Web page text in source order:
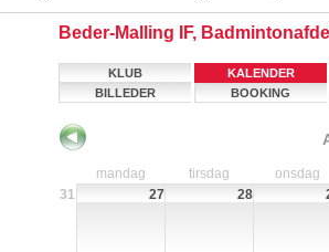
Beder-Malling IF,
KLUB KALENDER
BILLEDER
BOOKING
mandag tirsdag onsdag
31
27 28